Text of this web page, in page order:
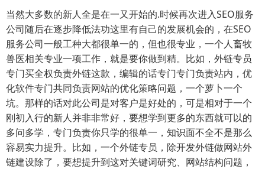
当然大多数的新人全是在一又开始的.时候再次进入SEO服务
公司随后在逐步降低法功这里有自己的发展机会的，在SEO
服务公司一般工种大都很单一的，但也很专业，一个人畜牧
兽医相关专业一项工作，就是要你做到精。比如，外链专员
专门买全权负责外链这款，编辑的话专门专门负责站内，优
化软件专门共同负责网站的优化策略问题，一个萝卜一个
坑。那样的话对此公司是对客户是好处的，可是相对于一个
刚初入行的新人并非非常好，要想学到更多的东西就可以的
多问多学，专门负责你只学的很单一，知识面不全不是那么
容易实力提升。比如，一个外链专员，除开发外链做网站外
链建设除了，要想提升到这对关键词研究、网站结构问题，